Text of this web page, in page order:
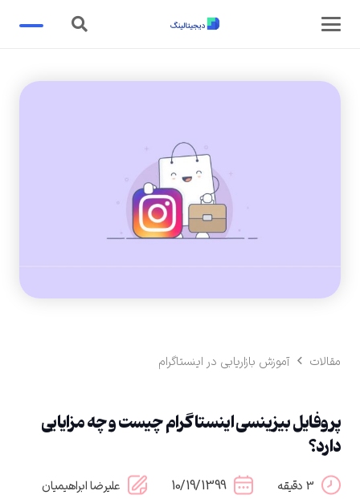
مقالات آموزش بازاریابی در اینستاگرام
پروفایل بیزینسی اینستاگرام چیست و چه مزایایی
دارد؟
3 دقیقه 10/19/1399 علیرضا ابراهیمیان